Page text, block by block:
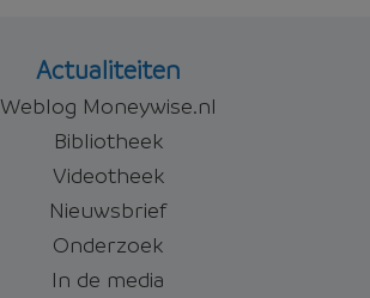
Actualiteiten
Weblog Moneywise.nl
Bibliotheek
Videotheek
Nieuwsbrief
Onderzoek
In de media